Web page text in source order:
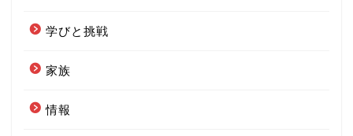
学びと挑戦
家族
情報